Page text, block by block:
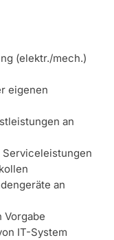
(elektr./mech.)
eigenen
an
an
Vorgabe
IT-System